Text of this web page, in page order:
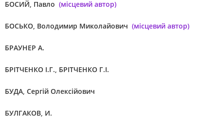
БОСИЙ, Павло (місцевий автор)
БОСЬКО, Володимир Миколайович (місцевий автор)
БРАУНЕР А.
БРІТЧЕНКО І.Г., БРІТЧЕНКО Г.І.
БУДА, Сергій Олексійович
БУЛГАКОВ, И.